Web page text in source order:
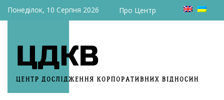
Понеділок, 10 Серпня 2026 Про Центр